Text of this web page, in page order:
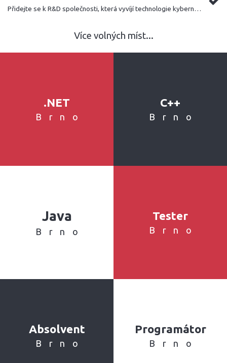
Přidejte se k R&D společnosti, která vyvíjí technologie kybernetické bezpečnosti pro různé zahraniční instituce s cílem pomáhat v prevenci kriminality.
Více volných míst...
.NET
Brno
C++
Brno
Java
Brno
Tester
Brno
Absolvent
Brno
Programátor
Brno